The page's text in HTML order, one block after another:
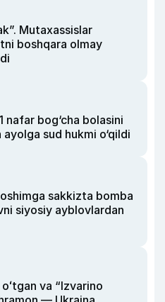
Mutaxassislar
boshqara olmay
nafar bog‘cha bolasini
sud hukmi o‘qildi
sakkizta bomba
siyosiy ayblovlardan
va “Izvarino